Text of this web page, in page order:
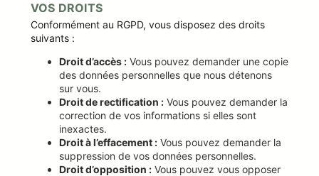
VOS DROITS
Conformément au RGPD, vous disposez des droits
suivants :
Droit d’accès : Vous pouvez demander une copie
des données personnelles que nous détenons
sur vous.
Droit de rectification : Vous pouvez demander la
correction de vos informations si elles sont
inexactes.
Droit à l’effacement : Vous pouvez demander la
suppression de vos données personnelles.
Droit d’opposition : Vous pouvez vous opposer